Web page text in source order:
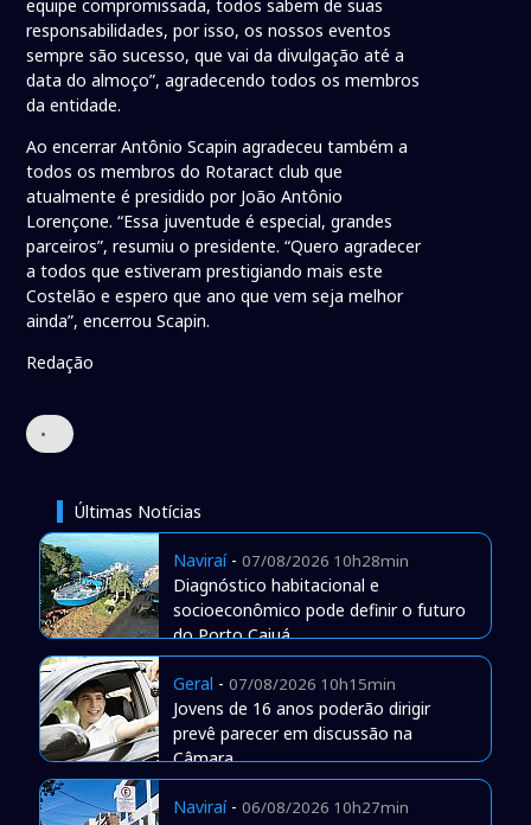
equipe compromissada, todos sabem de suas
responsabilidades, por isso, os nossos eventos
sempre são sucesso, que vai da divulgação até a
data do almoço”, agradecendo todos os membros
da entidade.
Ao encerrar Antônio Scapin agradeceu também a
todos os membros do Rotaract club que
atualmente é presidido por João Antônio
Lorençone. “Essa juventude é especial, grandes
parceiros”, resumiu o presidente. “Quero agradecer
a todos que estiveram prestigiando mais este
Costelão e espero que ano que vem seja melhor
ainda”, encerrou Scapin.
Redação
•
Últimas Notícias
Naviraí- 07/08/2026 10h28min
Diagnóstico habitacional e
socioeconômico pode definir o futuro
do Porto Caiuá
Geral - 07/08/2026 10h15min
Jovens de 16 anos poderão dirigir
prevê parecer em discussão na
Câmara
Naviraí- 06/08/2026 10h27min